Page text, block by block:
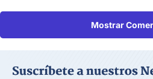
Mostrar